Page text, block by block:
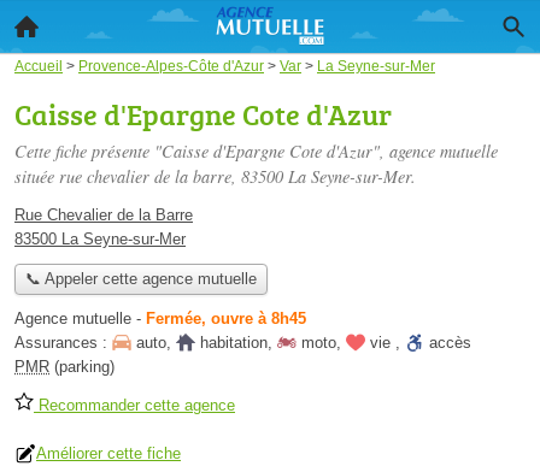
Accueil > Provence-Alpes-Côte d'Azur > Var > La Seyne-sur-Mer
Caisse d'Epargne Cote d'Azur
Cette fiche présente "Caisse d'Epargne Cote d'Azur", agence mutuelle
située rue chevalier de la barre, 83500 La Seyne-sur-Mer.
Rue Chevalier de la Barre
83500 La Seyne-sur-Mer
📞 Appeler cette agence mutuelle
Agence mutuelle - Fermée, ouvre à 8h45
Assurances :
auto, habitation, moto, vie ,
accès
PMR (parking)
Recommander cette agence
Améliorer cette fiche